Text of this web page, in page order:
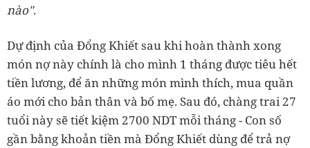
nào".
Dự định của Đổng Khiết sau khi hoàn thành xong
món nợ này chính là cho mình 1 tháng được tiêu hết
tiền lương, để ăn những món mình thích, mua quần
áo mới cho bản thân và bố mẹ. Sau đó, chàng trai 27
tuổi này sẽ tiết kiệm 2700 NDT mỗi tháng - Con số
gần bằng khoản tiền mà Đổng Khiết dùng để trả nợ